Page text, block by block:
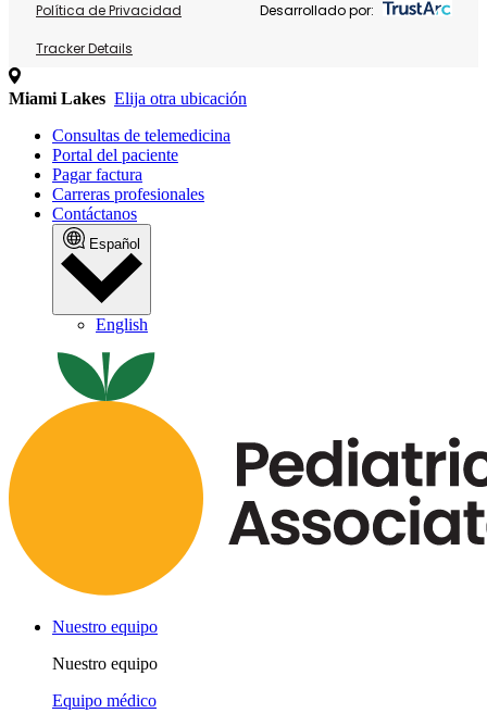
Política de Privacidad
Tracker Details
Desarrollado por:
Miami Lakes Elija otra ubicación
Consultas de telemedicina
Portal del paciente
Pagar factura
Carreras profesionales
Contáctanos
Español
English
Nuestro equipo
Nuestro equipo
Equipo médico